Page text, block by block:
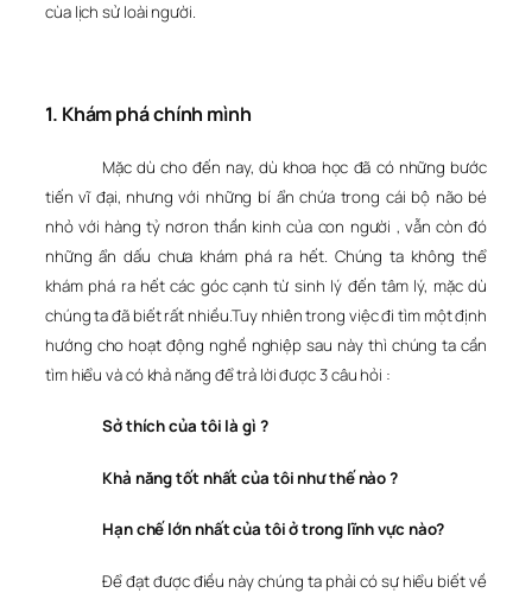
cùa lịch sử loài người.
1. Khám phá chính mình
Mặc dù cho đến nay, dù khoa học đã có những bước
tiến vĩ đại, nhưng với những bí ẩn chứa trong cái bộ não bé
nhỏ với hàng tỷ nơron thần kinh của con người , vẫn còn đó
những ẩn dấu chưa khám phá ra hết. Chúng ta không thể
khám phá ra hết các góc cạnh từ sinh lý đến tâm lý, mặc dù
chúng ta đã biết rất nhiều.Tuy nhiên trong việc đi tìm một định
hướng cho hoạt động nghề nghiệp sau này thì chúng ta cần
tìm hiểu và có khả năng để trả lời được 3 câu hỏi :
Sở thích của tôi là gì ?
Khả năng tốt nhất của tôi như thế nào ?
Hạn chế lớn nhất của tôi ở trong lĩnh vực nào?
Để đạt được điều này chúng ta phải có sự hiểu biết về